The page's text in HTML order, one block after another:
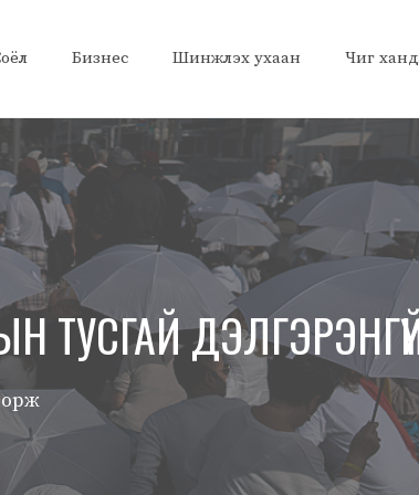
Бизнес Шинжлэх ухаан Чиг
ТУСГАЙ